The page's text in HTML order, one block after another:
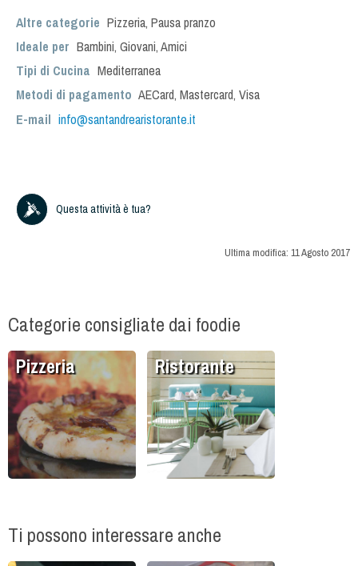
Altre categorie Pizzeria, Pausa pranzo
Ideale per Bambini, Giovani,Amici
Tipi di Cucina Mediterranea
Metodi di pagamento AECard, Mastercard, Visa
E-mail info@santandrearistorante.it
Questa attività è tua?
Ultima modifica: 11 Agosto 2017
Categorie consigliate dai foodie
Pizzeria Ristorante
Ti possono interessare anche